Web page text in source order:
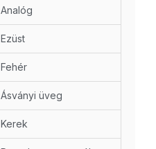
Analóg
Ezüst
Fehér
Ásványi üveg
Kerek